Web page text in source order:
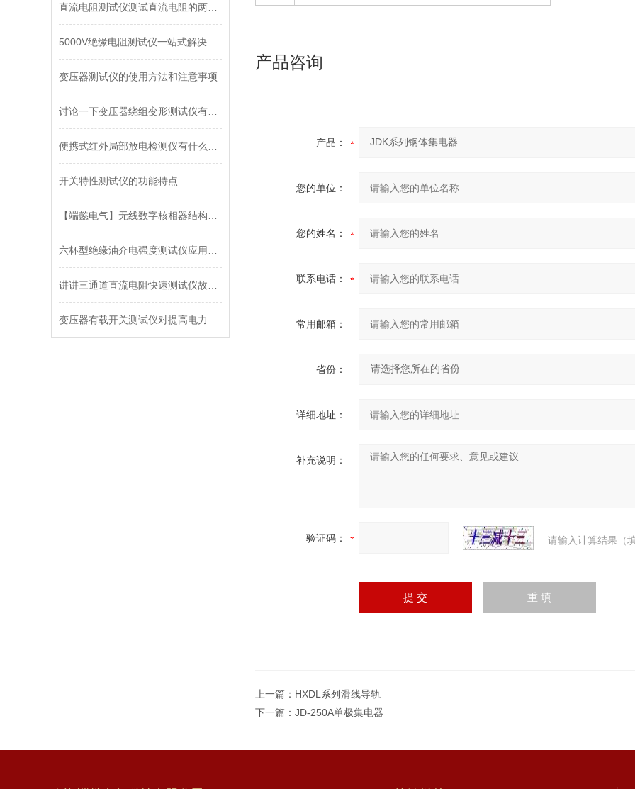
变压器测试仪的使用方法和注意事项
开关特性测试仪的功能特点
产品咨询
产品：
您的单位：
您的姓名：
联系电话：
常用邮箱：
省份：
详细地址：
补充说明：
验证码： 请输入计算结果（
上一篇： HXDL系列滑线导轨
下一篇： JD-250A单极集电器